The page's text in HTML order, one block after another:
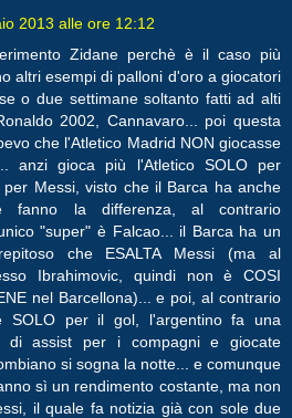
2013 alle ore 12:12
Zidane perchè è il caso più
altri esempi di palloni d'oro a giocatori
o due settimane soltanto fatti ad alti
2002, Cannavaro... poi questa
che l'Atletico Madrid NON giocasse
anzi gioca più l'Atletico SOLO per
Messi, visto che il Barca ha anche
fanno la differenza, al contrario
"super" è Falcao... il Barca ha un
che ESALTA Messi (ma al
Ibrahimovic, quindi non è COSI
nel Barcellona)... e poi, al contrario
SOLO per il gol, l'argentino fa una
di assist per i compagni e giocate
si sogna la notte... e comunque
sì un rendimento costante, ma non
il quale fa notizia già con sole due